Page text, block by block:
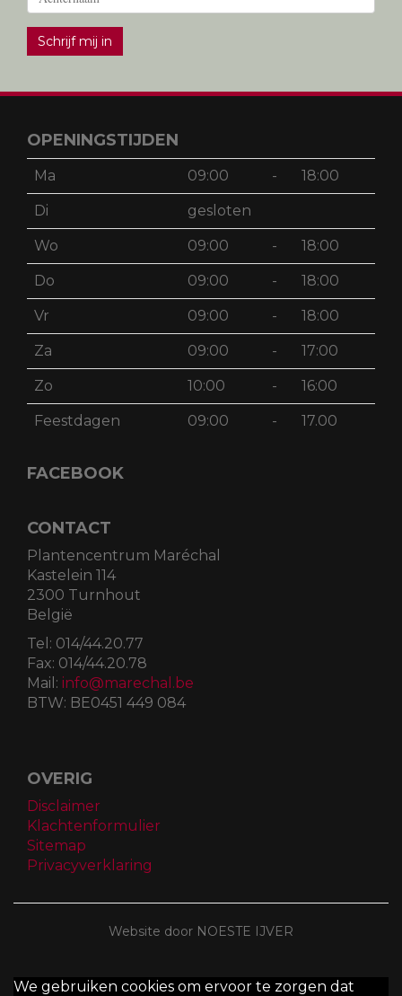
Schrijf mij in
OPENINGSTIJDEN
Ma 09:00 - 18:00
Di gesloten
Wo 09:00 - 18:00
Do 09:00 - 18:00
Vr 09:00 - 18:00
Za 09:00 - 17:00
Zo 10:00 - 16:00
Feestdagen 09:00 - 17.00
FACEBOOK
CONTACT
Plantencentrum Maréchal
Kastelein 114
2300 Turnhout
België
Tel: 014/44.20.77
Fax: 014/44.20.78
Mail: info@marechal.be
BTW: BE0451 449 084
OVERIG
Disclaimer
Klachtenformulier
Sitemap
Privacyverklaring
Website door NOESTE IJVER
We gebruiken cookies om ervoor te zorgen dat